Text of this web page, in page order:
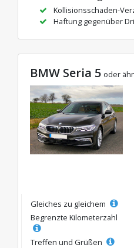
Kollisionsschaden-
Haftung gegenüber
BMW Seria 5 oder
Gleiches zu gleichem
Begrenzte Kilometerzahl
Treffen und Grüßen